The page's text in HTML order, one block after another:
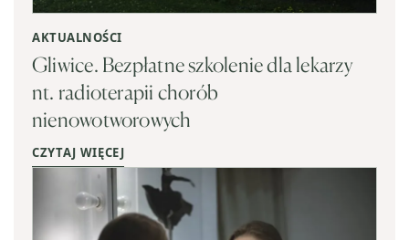
AKTUALNOŚCI
Gliwice. Bezpłatne szkolenie dla lekarzy
nt. radioterapii chorób
nienowotworowych
CZYTAJ WIĘCEJ